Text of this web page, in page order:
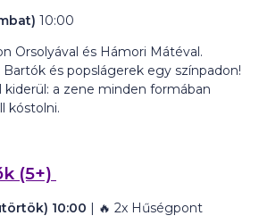
10:00
Orsolyával és Hámori Mátéval.
Bartók és popslágerek egy színpadon!
kiderül: a zene minden formában
kóstolni.
(5+)
10:00 | 🔥 2x Hűségpont